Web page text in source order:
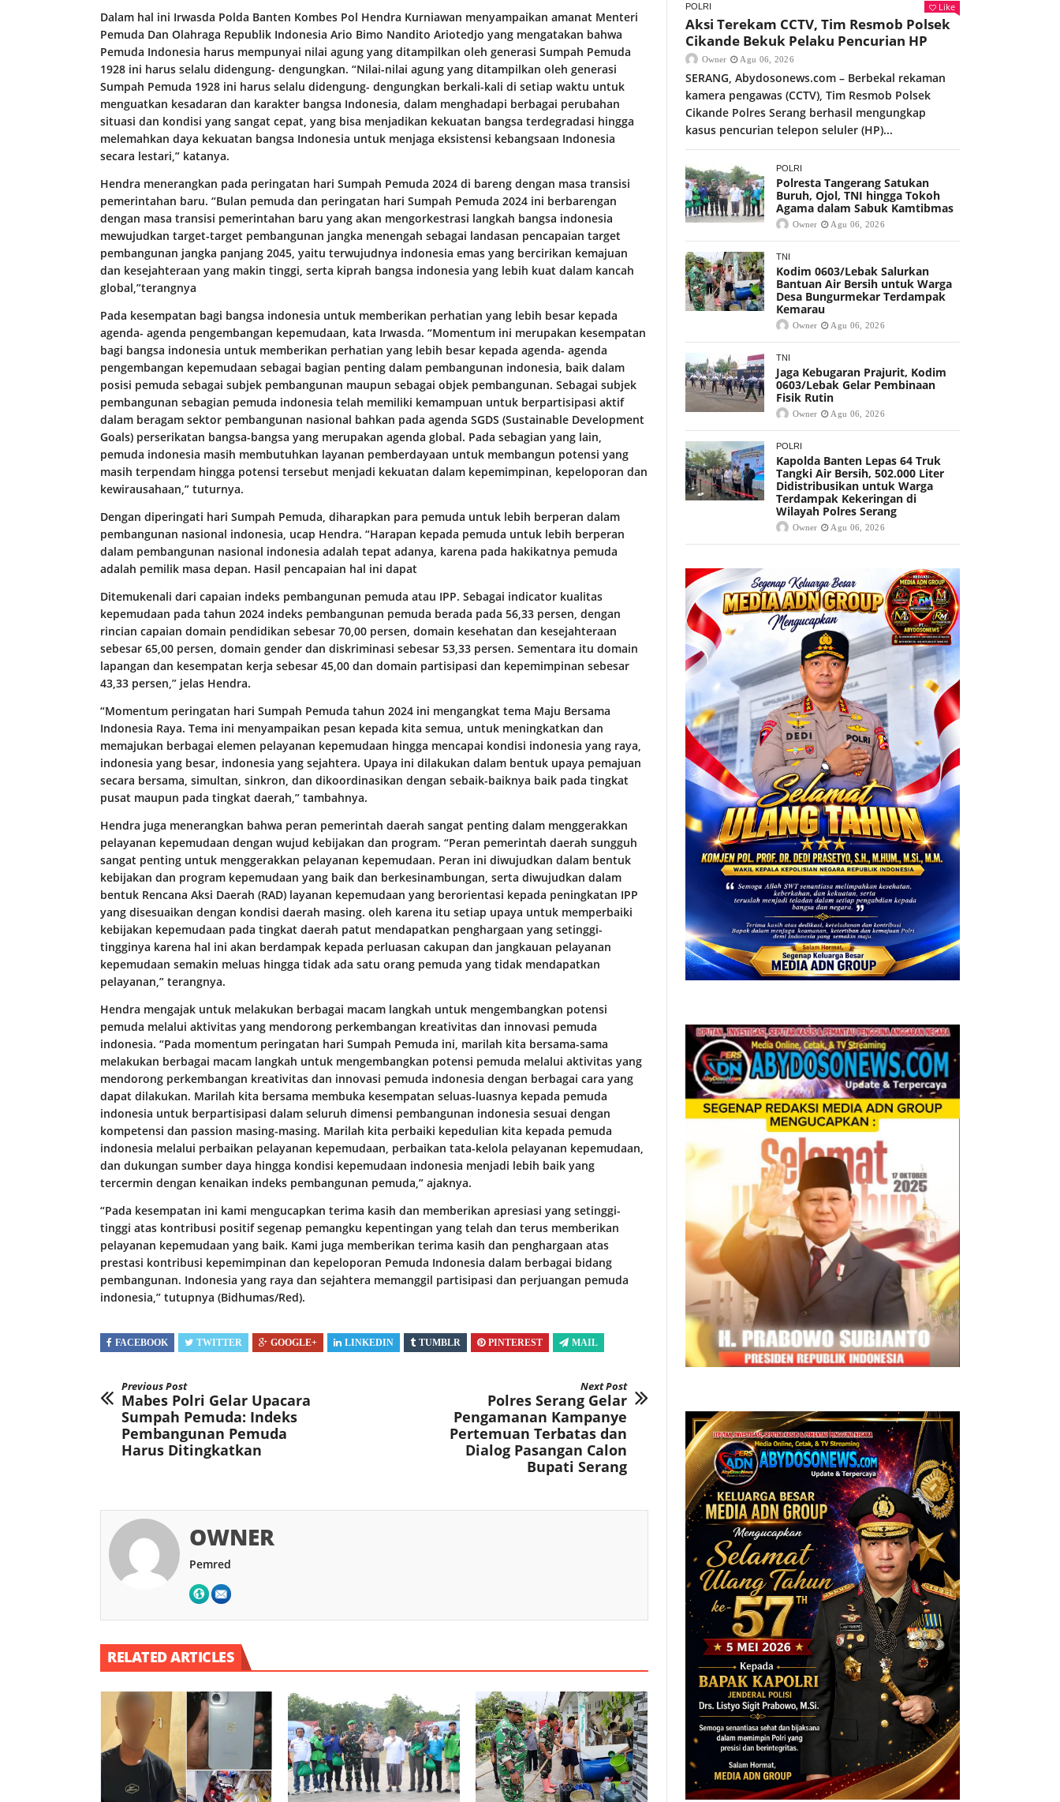
Dalam hal ini Irwasda Polda Banten Kombes Pol Hendra Kurniawan menyampaikan amanat Menteri
Pemuda Dan Olahraga Republik Indonesia Ario Bimo Nandito Ariotedjo yang mengatakan bahwa
Pemuda Indonesia harus mempunyai nilai agung yang ditampilkan oleh generasi Sumpah Pemuda
1928 ini harus selalu didengung- dengungkan. “Nilai-nilai agung yang ditampilkan oleh generasi
Sumpah Pemuda 1928 ini harus selalu didengung- dengungkan berkali-kali di setiap waktu untuk
menguatkan kesadaran dan karakter bangsa Indonesia, dalam menghadapi berbagai perubahan
situasi dan kondisi yang sangat cepat, yang bisa menjadikan kekuatan bangsa terdegradasi hingga
melemahkan daya kekuatan bangsa Indonesia untuk menjaga eksistensi kebangsaan Indonesia
secara lestari,” katanya.
Hendra menerangkan pada peringatan hari Sumpah Pemuda 2024 di bareng dengan masa transisi
pemerintahan baru. “Bulan pemuda dan peringatan hari Sumpah Pemuda 2024 ini berbarengan
dengan masa transisi pemerintahan baru yang akan mengorkestrasi langkah bangsa indonesia
mewujudkan target-target pembangunan jangka menengah sebagai landasan pencapaian target
pembangunan jangka panjang 2045, yaitu terwujudnya indonesia emas yang bercirikan kemajuan
dan kesejahteraan yang makin tinggi, serta kiprah bangsa indonesia yang lebih kuat dalam kancah
global,”terangnya
Pada kesempatan bagi bangsa indonesia untuk memberikan perhatian yang lebih besar kepada
agenda- agenda pengembangan kepemudaan, kata Irwasda. “Momentum ini merupakan kesempatan
bagi bangsa indonesia untuk memberikan perhatian yang lebih besar kepada agenda- agenda
pengembangan kepemudaan sebagai bagian penting dalam pembangunan indonesia, baik dalam
posisi pemuda sebagai subjek pembangunan maupun sebagai objek pembangunan. Sebagai subjek
pembangunan sebagian pemuda indonesia telah memiliki kemampuan untuk berpartisipasi aktif
dalam beragam sektor pembangunan nasional bahkan pada agenda SGDS (Sustainable Development
Goals) perserikatan bangsa-bangsa yang merupakan agenda global. Pada sebagian yang lain,
pemuda indonesia masih membutuhkan layanan pemberdayaan untuk membangun potensi yang
masih terpendam hingga potensi tersebut menjadi kekuatan dalam kepemimpinan, kepeloporan dan
kewirausahaan,” tuturnya.
Dengan diperingati hari Sumpah Pemuda, diharapkan para pemuda untuk lebih berperan dalam
pembangunan nasional indonesia, ucap Hendra. “Harapan kepada pemuda untuk lebih berperan
dalam pembangunan nasional indonesia adalah tepat adanya, karena pada hakikatnya pemuda
adalah pemilik masa depan. Hasil pencapaian hal ini dapat
Ditemukenali dari capaian indeks pembangunan pemuda atau IPP. Sebagai indicator kualitas
kepemudaan pada tahun 2024 indeks pembangunan pemuda berada pada 56,33 persen, dengan
rincian capaian domain pendidikan sebesar 70,00 persen, domain kesehatan dan kesejahteraan
sebesar 65,00 persen, domain gender dan diskriminasi sebesar 53,33 persen. Sementara itu domain
lapangan dan kesempatan kerja sebesar 45,00 dan domain partisipasi dan kepemimpinan sebesar
43,33 persen,” jelas Hendra.
“Momentum peringatan hari Sumpah Pemuda tahun 2024 ini mengangkat tema Maju Bersama
Indonesia Raya. Tema ini menyampaikan pesan kepada kita semua, untuk meningkatkan dan
memajukan berbagai elemen pelayanan kepemudaan hingga mencapai kondisi indonesia yang raya,
indonesia yang besar, indonesia yang sejahtera. Upaya ini dilakukan dalam bentuk upaya pemajuan
secara bersama, simultan, sinkron, dan dikoordinasikan dengan sebaik-baiknya baik pada tingkat
pusat maupun pada tingkat daerah,” tambahnya.
Hendra juga menerangkan bahwa peran pemerintah daerah sangat penting dalam menggerakkan
pelayanan kepemudaan dengan wujud kebijakan dan program. “Peran pemerintah daerah sungguh
sangat penting untuk menggerakkan pelayanan kepemudaan. Peran ini diwujudkan dalam bentuk
kebijakan dan program kepemudaan yang baik dan berkesinambungan, serta diwujudkan dalam
bentuk Rencana Aksi Daerah (RAD) layanan kepemudaan yang berorientasi kepada peningkatan IPP
yang disesuaikan dengan kondisi daerah masing. oleh karena itu setiap upaya untuk memperbaiki
kebijakan kepemudaan pada tingkat daerah patut mendapatkan penghargaan yang setinggi-
tingginya karena hal ini akan berdampak kepada perluasan cakupan dan jangkauan pelayanan
kepemudaan semakin meluas hingga tidak ada satu orang pemuda yang tidak mendapatkan
pelayanan,” terangnya.
Hendra mengajak untuk melakukan berbagai macam langkah untuk mengembangkan potensi
pemuda melalui aktivitas yang mendorong perkembangan kreativitas dan innovasi pemuda
indonesia. “Pada momentum peringatan hari Sumpah Pemuda ini, marilah kita bersama-sama
melakukan berbagai macam langkah untuk mengembangkan potensi pemuda melalui aktivitas yang
mendorong perkembangan kreativitas dan innovasi pemuda indonesia dengan berbagai cara yang
dapat dilakukan. Marilah kita bersama membuka kesempatan seluas-luasnya kepada pemuda
indonesia untuk berpartisipasi dalam seluruh dimensi pembangunan indonesia sesuai dengan
kompetensi dan passion masing-masing. Marilah kita perbaiki kepedulian kita kepada pemuda
indonesia melalui perbaikan pelayanan kepemudaan, perbaikan tata-kelola pelayanan kepemudaan,
dan dukungan sumber daya hingga kondisi kepemudaan indonesia menjadi lebih baik yang
tercermin dengan kenaikan indeks pembangunan pemuda,” ajaknya.
“Pada kesempatan ini kami mengucapkan terima kasih dan memberikan apresiasi yang setinggi-
tinggi atas kontribusi positif segenap pemangku kepentingan yang telah dan terus memberikan
pelayanan kepemudaan yang baik. Kami juga memberikan terima kasih dan penghargaan atas
prestasi kontribusi kepemimpinan dan kepeloporan Pemuda Indonesia dalam berbagai bidang
pembangunan. Indonesia yang raya dan sejahtera memanggil partisipasi dan perjuangan pemuda
indonesia,” tutupnya (Bidhumas/Red).
FACEBOOK TWITTER GOOGLE+ LINKEDIN TUMBLR PINTEREST MAIL
Previous Post
Mabes Polri Gelar Upacara
Sumpah Pemuda: Indeks
Pembangunan Pemuda
Harus Ditingkatkan
Next Post
Polres Serang Gelar
Pengamanan Kampanye
Pertemuan Terbatas dan
Dialog Pasangan Calon
Bupati Serang
OWNER
Pemred
RELATED ARTICLES
POLRI Like
Aksi Terekam CCTV, Tim Resmob Polsek
Cikande Bekuk Pelaku Pencurian HP
Owner Agu 06, 2026
SERANG, Abydosonews.com – Berbekal rekaman
kamera pengawas (CCTV), Tim Resmob Polsek
Cikande Polres Serang berhasil mengungkap
kasus pencurian telepon seluler (HP)...
POLRI
Polresta Tangerang Satukan
Buruh, Ojol, TNI hingga Tokoh
Agama dalam Sabuk Kamtibmas
Owner Agu 06, 2026
TNI
Kodim 0603/Lebak Salurkan
Bantuan Air Bersih untuk Warga
Desa Bungurmekar Terdampak
Kemarau
Owner Agu 06, 2026
TNI
Jaga Kebugaran Prajurit, Kodim
0603/Lebak Gelar Pembinaan
Fisik Rutin
Owner Agu 06, 2026
POLRI
Kapolda Banten Lepas 64 Truk
Tangki Air Bersih, 502.000 Liter
Didistribusikan untuk Warga
Terdampak Kekeringan di
Wilayah Polres Serang
Owner Agu 06, 2026